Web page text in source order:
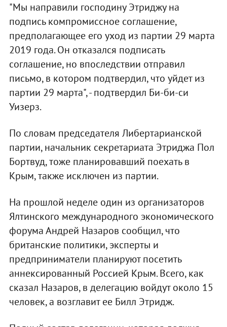
"Мы направили господину Этриджу на
подпись компромиссное соглашение,
предполагающее его уход из партии 29 марта
2019 года. Он отказался подписать
соглашение, но впоследствии отправил
письмо, в котором подтвердил, что уйдет из
партии 29 марта", - подтвердил Би-би-си
Уизерз.
По словам председателя Либертарианской
партии, начальник секретариата Этриджа Пол
Бортвуд, тоже планировавший поехать в
Крым, также исключен из партии.
На прошлой неделе один из организаторов
Ялтинского международного экономического
форума Андрей Назаров сообщил, что
британские политики, эксперты и
предприниматели планируют посетить
аннексированный Россией Крым. Всего, как
сказал Назаров, в делегацию войдут около 15
человек, а возглавит ее Билл Этридж.